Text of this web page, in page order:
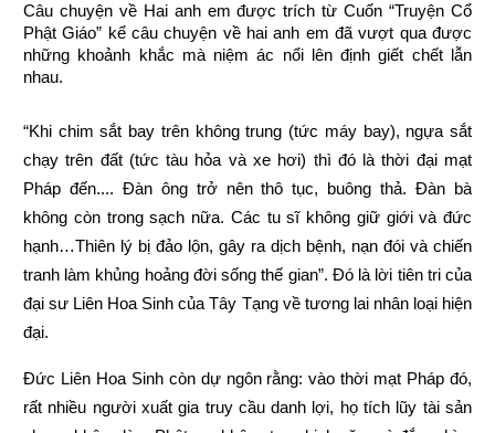
Câu chuyện về Hai anh em được trích từ Cuốn “Truyện Cổ
Phật Giáo” kể câu chuyện về hai anh em đã vượt qua được
những khoảnh khắc mà niệm ác nổi lên định giết chết lẫn
nhau.
“Khi chim sắt bay trên không trung (tức máy bay), ngựa sắt
chạy trên đất (tức tàu hỏa và xe hơi) thì đó là thời đại mạt
Pháp đến.... Đàn ông trở nên thô tục, buông thả. Đàn bà
không còn trong sạch nữa. Các tu sĩ không giữ giới và đức
hạnh…Thiên lý bị đảo lộn, gây ra dịch bệnh, nạn đói và chiến
tranh làm khủng hoảng đời sống thế gian”. Đó là lời tiên tri của
đại sư Liên Hoa Sinh của Tây Tạng về tương lai nhân loại hiện
đại.
Đức Liên Hoa Sinh còn dự ngôn rằng: vào thời mạt Pháp đó,
rất nhiều người xuất gia truy cầu danh lợi, họ tích lũy tài sản